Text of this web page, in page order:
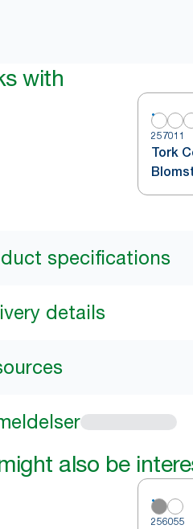
with
257011
Tork
specifications
details
also be
256055